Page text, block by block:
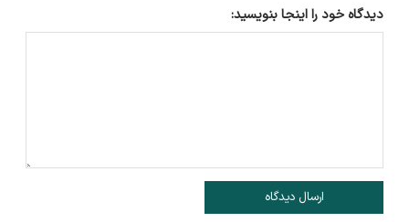
دیدگاه خود را اینجا بنویسید:
ارسال دیدگاه